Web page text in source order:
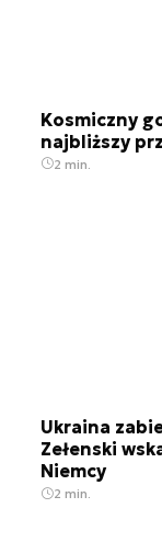
Kosmiczny
najbliższy
2 min.
Ukraina
Zełenski
Niemcy
2 min.